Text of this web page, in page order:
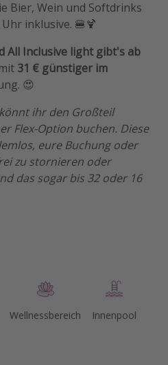
Bier, Wein und Softdrinks
inklusive. 🍔🍹
All Inclusive light gibt's ab
31 € günstiger im
😍
ihr den Großteil
Flex-Option buchen. Diese
eure Buchung oder
zu stornieren oder
das sogar bis 32 oder 16
Wellnessbereich Innenpool